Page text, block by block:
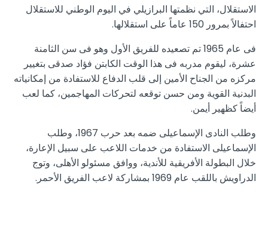
الاستقلال، التي نظمتها البرازيلي في اليوم الوطني للاستقلال
احتفالاً بمرور 150 عاماً على استقلالها.
فى عام 1965 تم تصعيده للفريق الأول وهو فى سن الثامنة
عشرة، ليقوم مدربه فى هذا الوقت الكابتن فؤاد صدقى بتغيير
مركزه من الجناح الأمين إلى قلب الدفاع للاستفادة من إمكانياته
البدنية القوية ومن حسن توقعه لتحركات المهاجمين، كما لعب
أيضاً كظهير أيمن.
وطلب النادى الإسماعيلى ضمه بعد حرب 1967، وطلب
الإسماعيلى الاستفادة من خدمات اللاعب على سبيل الإعارة،
خلال البطولة الأفريقية للأندية، ووافق مسئولو الأهلى، وتوج
الدراويش باللقب عام 1969 بمشاركة لاعب الفريق الأحمر.